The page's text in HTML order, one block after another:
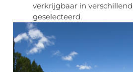
verkrijgbaar in
geselecteerd.